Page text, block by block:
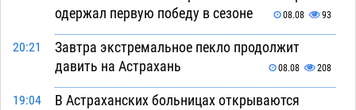
одержал первую победу в сезоне
08.08 93
20:21
Завтра экстремальное пекло продолжит
давить на Астрахань
08.08 208
19:04
В Астраханских больницах открываются